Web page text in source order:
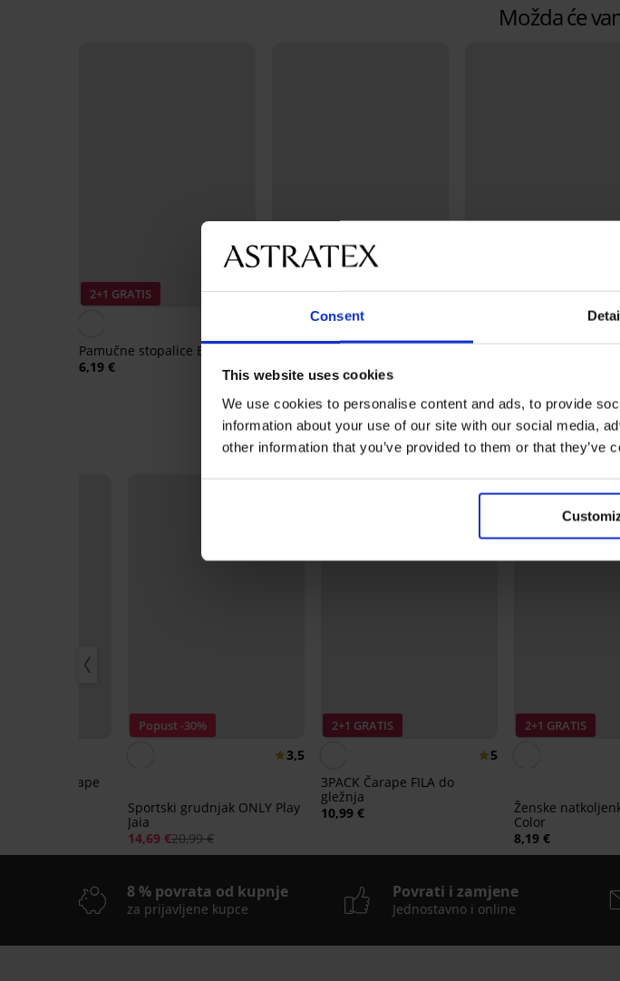
Consent
This website uses cookies
We use cookies to personalise content and ads, to provide
information about your use of our site with our social media,
other information that you’ve provided to them or that
Možda će
2+1 GRATIS
Pamučne stopalice Barefoot
6,19 €
2+1 GRATIS
Sportske čarape od
8,19 €
2+1 GRATIS
Otkrijte
tople čarape
Popust -30%
3,5
Sportski grudnjak ONLY Play
Jaia
14,69 €20,99 €
2+1 GRATIS
5
3PACK Čarape FILA do
gležnja
10,99 €
2+1 GRATIS
Ženske
Color
8,19 €
8 % povrata od kupnje
za prijavljene kupce
Povrati i zamjene
Jednostavno i online